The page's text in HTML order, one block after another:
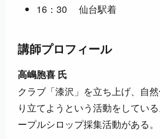
16：30 仙台駅着
講師プロフィール
高嶋胞喜 氏
クラブ「漆沢」を立ち上げ、自
り立てようという活動をしてい
ープルシロップ採集活動がある。